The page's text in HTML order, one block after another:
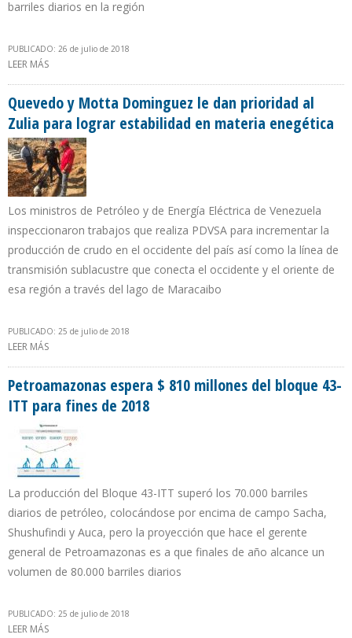
barriles diarios en la región
PUBLICADO: 26 de julio de 2018
LEER MÁS
Quevedo y Motta Dominguez le dan prioridad al
Zulia para lograr estabilidad en materia enegética
Los ministros de Petróleo y de Energía Eléctrica de Venezuela
inspeccionaron trabajos que realiza PDVSA para incrementar la
producción de crudo en el occidente del país así como la línea de
transmisión sublacustre que conecta el occidente y el oriente de
esa región a través del lago de Maracaibo
PUBLICADO: 25 de julio de 2018
LEER MÁS
Petroamazonas espera $ 810 millones del bloque 43-
ITT para fines de 2018
La producción del Bloque 43-ITT superó los 70.000 barriles
diarios de petróleo, colocándose por encima de campo Sacha,
Shushufindi y Auca, pero la proyección que hace el gerente
general de Petroamazonas es a que finales de año alcance un
volumen de 80.000 barriles diarios
PUBLICADO: 25 de julio de 2018
LEER MÁS